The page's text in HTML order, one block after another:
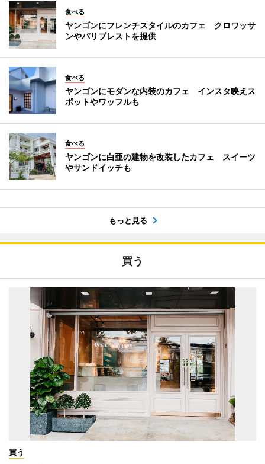
食べる
ヤンゴンにフレンチスタイルのカフェ クロワッサ
ンやパリブレストを提供
食べる
ヤンゴンにモダンな内装のカフェ インスタ映えス
ポットやワッフルも
食べる
ヤンゴンに白亜の建物を改装したカフェ スイーツ
やサンドイッチも
もっと見る
買う
買う